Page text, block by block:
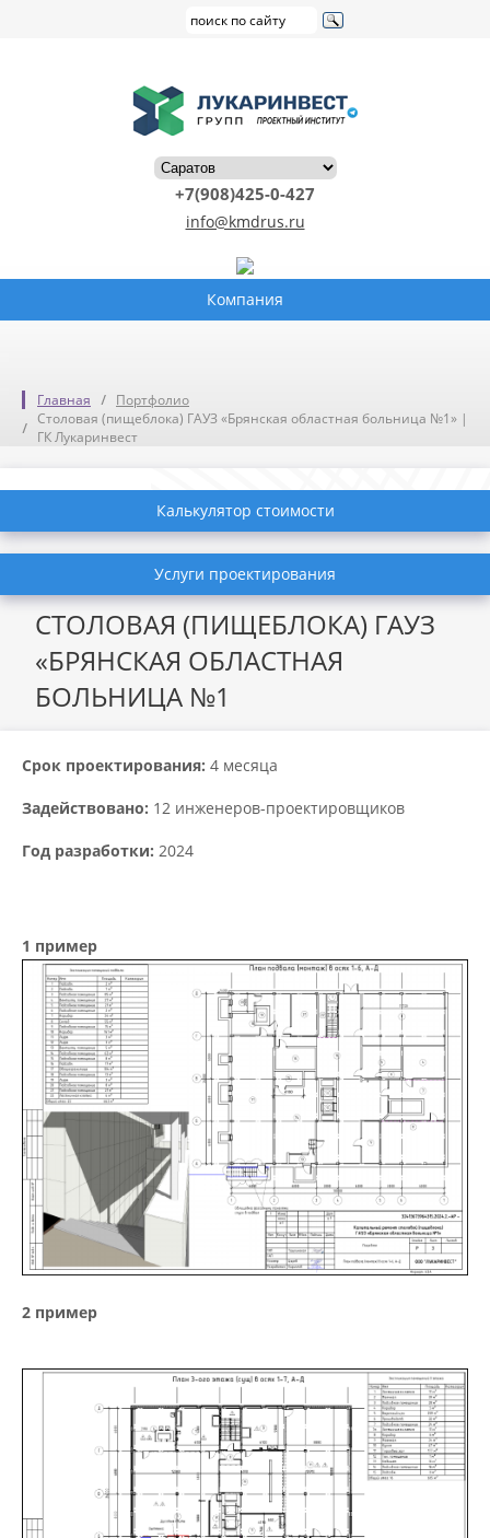
+7(908)425-0-427
info@kmdrus.ru
Компания
Главная
Портфолио
Столовая (пищеблока) ГАУЗ «Брянская областная больница №1» |
ГК Лукаринвест
Калькулятор стоимости
Услуги проектирования
СТОЛОВАЯ (ПИЩЕБЛОКА) ГАУЗ
«БРЯНСКАЯ ОБЛАСТНАЯ
БОЛЬНИЦА №1
Срок проектирования: 4 месяца
Задействовано: 12 инженеров-проектировщиков
Год разработки: 2024
1 пример
2 пример